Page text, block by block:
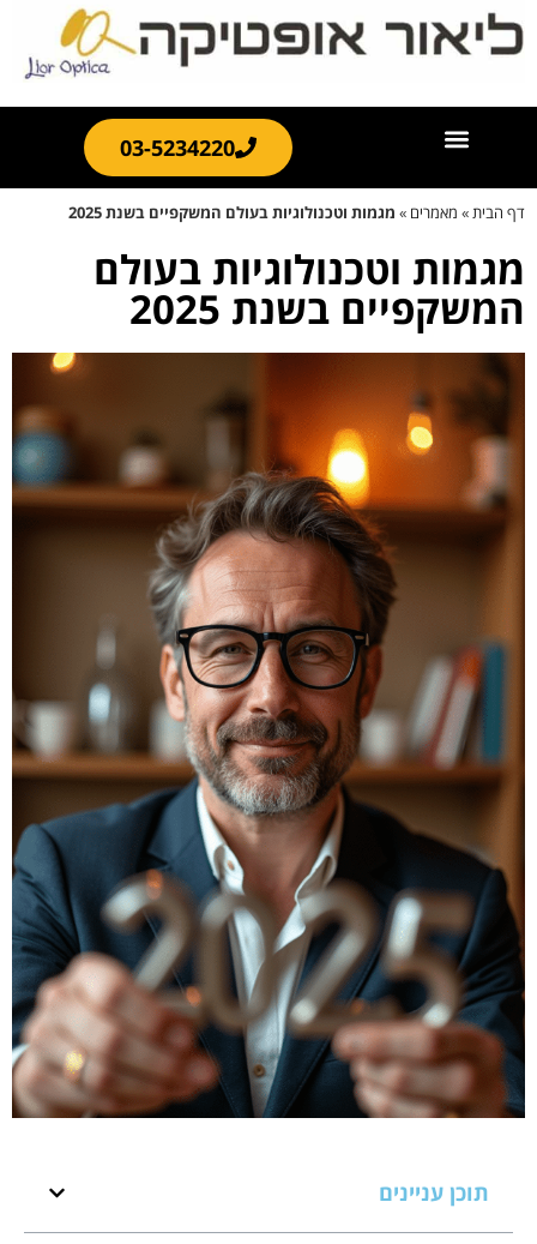
03-5234220
דף הבית» מאמרים» מגמות וטכנולוגיות בעולם המשקפיים בשנת 2025
מגמות וטכנולוגיות בעולם
המשקפיים בשנת 2025
תוכן עניינים